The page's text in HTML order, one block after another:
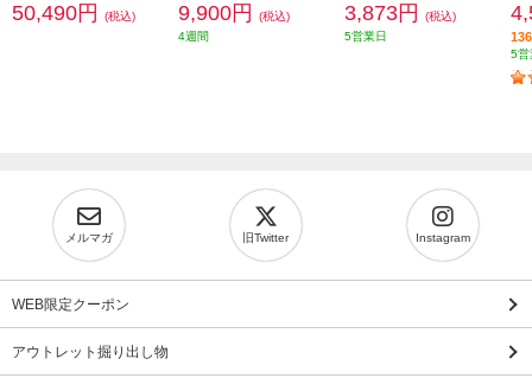
50,490円 (税込) 9,900円
(税込)
4週間
3,873円
(税込)
5営業日
5営
メルマガ 旧Twitter Instagram
WEB限定クーポン
アウトレット掘り出し物